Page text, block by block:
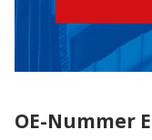
OE-Nummer